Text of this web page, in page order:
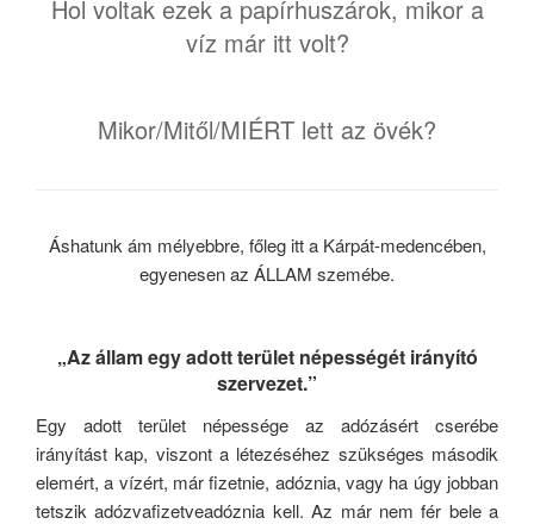
Hol voltak ezek a papírhuszárok, mikor a
víz már itt volt?
Mikor/Mitől/MIÉRT lett az övék?
Áshatunk ám mélyebbre, főleg itt a Kárpát-medencében,
egyenesen az ÁLLAM szemébe.
„Az állam egy adott terület népességét irányító
szervezet.”
Egy adott terület népessége az adózásért cserébe
irányítást kap, viszont a létezéséhez szükséges második
elemért, a vízért, már fizetnie, adóznia, vagy ha úgy jobban
tetszik adózvafizetveadóznia kell. Az már nem fér bele a